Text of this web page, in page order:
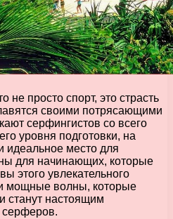
не просто спорт, это страсть
своими потрясающими
серфингистов со всего
уровня подготовки, на
идеальное место для
для начинающих, которые
этого увлекательного
мощные волны, которые
станут настоящим